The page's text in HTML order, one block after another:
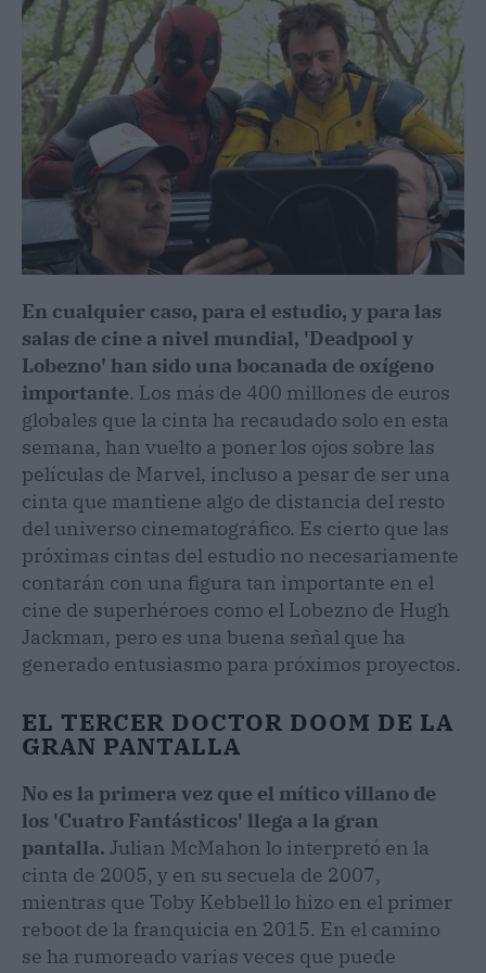
En cualquier caso, para el estudio, y para las
salas de cine a nivel mundial, 'Deadpool y
Lobezno' han sido una bocanada de oxígeno
importante. Los más de 400 millones de euros
globales que la cinta ha recaudado solo en esta
semana, han vuelto a poner los ojos sobre las
películas de Marvel, incluso a pesar de ser una
cinta que mantiene algo de distancia del resto
del universo cinematográfico. Es cierto que las
próximas cintas del estudio no necesariamente
contarán con una figura tan importante en el
cine de superhéroes como el Lobezno de Hugh
Jackman, pero es una buena señal que ha
generado entusiasmo para próximos proyectos.
EL TERCER DOCTOR DOOM DE LA
GRAN PANTALLA
No es la primera vez que el mítico villano de
los 'Cuatro Fantásticos' llega a la gran
pantalla. Julian McMahon lo interpretó en la
cinta de 2005, y en su secuela de 2007,
mientras que Toby Kebbell lo hizo en el primer
reboot de la franquicia en 2015. En el camino
se ha rumoreado varias veces que puede